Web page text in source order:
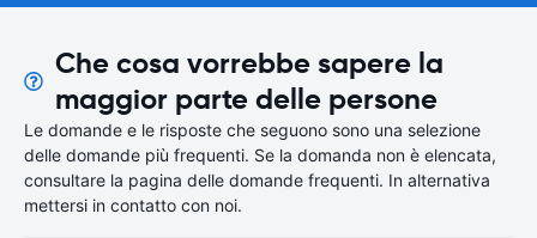
Che cosa vorrebbe sapere la
maggior parte delle persone
Le domande e le risposte che seguono sono una selezione
delle domande più frequenti. Se la domanda non è elencata,
consultare la pagina delle domande frequenti. In alternativa
mettersi in contatto con noi.